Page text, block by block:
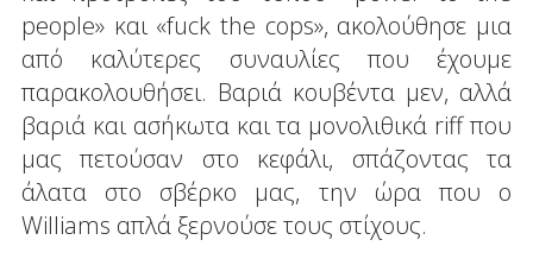
people» και «fuck the cops», ακολούθησε μια
από καλύτερες συναυλίες που έχουμε
παρακολουθήσει. Βαριά κουβέντα μεν, αλλά
βαριά και ασήκωτα και τα μονολιθικά riff που
μας πετούσαν στο κεφάλι, σπάζοντας τα
άλατα στο σβέρκο μας, την ώρα που ο
Williams απλά ξερνούσε τους στίχους.